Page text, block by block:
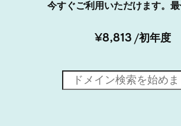
今すぐご利用いただけます。最
¥8,813 /初年度